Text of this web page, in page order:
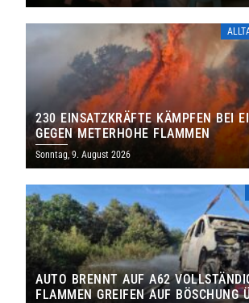
230 EINSATZKRÄFTE KÄMPFEN BEI
GEGEN METERHOHE FLAMMEN
Sonntag, 9. August 2026
AUTO BRENNT AUF A62
FLAMMEN GREIFEN AUF BÖSCHUNG